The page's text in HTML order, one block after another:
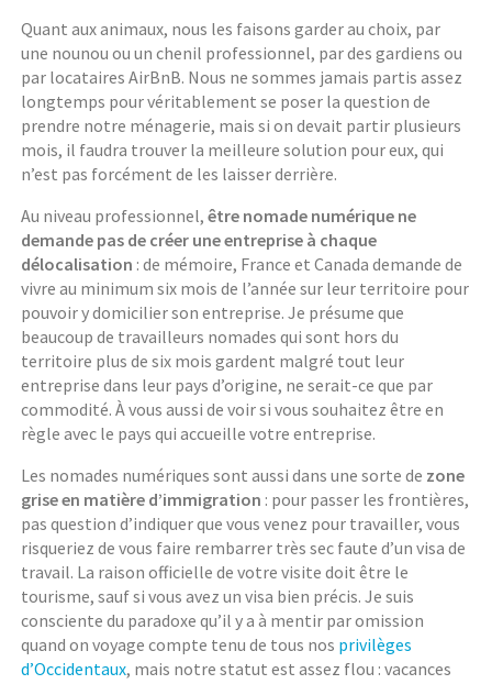
Quant aux animaux, nous les faisons garder au choix, par
une nounou ou un chenil professionnel, par des gardiens ou
par locataires AirBnB. Nous ne sommes jamais partis assez
longtemps pour véritablement se poser la question de
prendre notre ménagerie, mais si on devait partir plusieurs
mois, il faudra trouver la meilleure solution pour eux, qui
n’est pas forcément de les laisser derrière.
Au niveau professionnel,être nomade numérique ne
demande pas de créer une entreprise à chaque
délocalisation : de mémoire, France et Canada demande de
vivre au minimum six mois de l’année sur leur territoire pour
pouvoir y domicilier son entreprise. Je présume que
beaucoup de travailleurs nomades qui sont hors du
territoire plus de six mois gardent malgré tout leur
entreprise dans leur pays d’origine, ne serait-ce que par
commodité. À vous aussi de voir si vous souhaitez être en
règle avec le pays qui accueille votre entreprise.
Les nomades numériques sont aussi dans une sorte de zone
grise en matière d’immigration : pour passer les frontières,
pas question d’indiquer que vous venez pour travailler, vous
risqueriez de vous faire rembarrer très sec faute d’un visa de
travail. La raison officielle de votre visite doit être le
tourisme, sauf si vous avez un visa bien précis. Je suis
consciente du paradoxe qu’il y a à mentir par omission
quand on voyage compte tenu de tous nos privilèges
d’Occidentaux, mais notre statut est assez flou : vacances